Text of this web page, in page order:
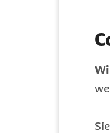
Kategorie